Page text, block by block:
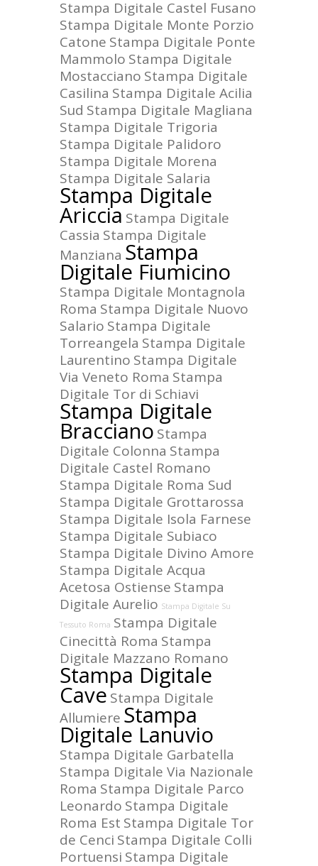
Stampa Digitale Castel Fusano
Stampa Digitale Monte Porzio
Catone Stampa Digitale Ponte
Mammolo Stampa Digitale
Mostacciano Stampa Digitale
Casilina Stampa Digitale Acilia
Sud Stampa Digitale Magliana
Stampa Digitale Trigoria
Stampa Digitale Palidoro
Stampa Digitale Morena
Stampa Digitale Salaria
Stampa Digitale
Ariccia Stampa Digitale
Cassia Stampa Digitale
Manziana Stampa
Digitale Fiumicino
Stampa Digitale Montagnola
Roma Stampa Digitale Nuovo
Salario Stampa Digitale
Torreangela Stampa Digitale
Laurentino Stampa Digitale
Via Veneto Roma Stampa
Digitale Tor di Schiavi
Stampa Digitale
Bracciano Stampa
Digitale Colonna Stampa
Digitale Castel Romano
Stampa Digitale Roma Sud
Stampa Digitale Grottarossa
Stampa Digitale Isola Farnese
Stampa Digitale Subiaco
Stampa Digitale Divino Amore
Stampa Digitale Acqua
Acetosa Ostiense Stampa
Digitale Aurelio Stampa Digitale Su
Tessuto Roma Stampa Digitale
Cinecittà Roma Stampa
Digitale Mazzano Romano
Stampa Digitale
Cave Stampa Digitale
Allumiere Stampa
Digitale Lanuvio
Stampa Digitale Garbatella
Stampa Digitale Via Nazionale
Roma Stampa Digitale Parco
Leonardo Stampa Digitale
Roma Est Stampa Digitale Tor
de Cenci Stampa Digitale Colli
Portuensi Stampa Digitale